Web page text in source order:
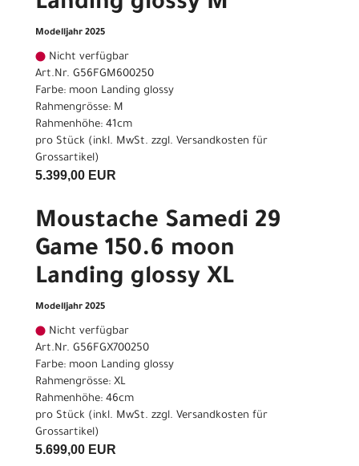
Modelljahr 2025
Nicht verfügbar
Art.Nr. G56FGM600250
Farbe: moon Landing glossy
Rahmengrösse: M
Rahmenhöhe: 41cm
pro Stück (inkl. MwSt. zzgl. Versandkosten für
Grossartikel)
5.399,00 EUR
Moustache Samedi 29
Game 150.6 moon
Landing glossy XL
Modelljahr 2025
Nicht verfügbar
Art.Nr. G56FGX700250
Farbe: moon Landing glossy
Rahmengrösse: XL
Rahmenhöhe: 46cm
pro Stück (inkl. MwSt. zzgl. Versandkosten für
Grossartikel)
5.699,00 EUR